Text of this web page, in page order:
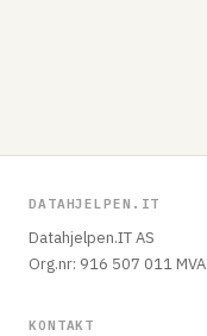
DATAHJELPEN.IT
Datahjelpen.IT AS
Org.nr: 916 507 011 MVA
KONTAKT